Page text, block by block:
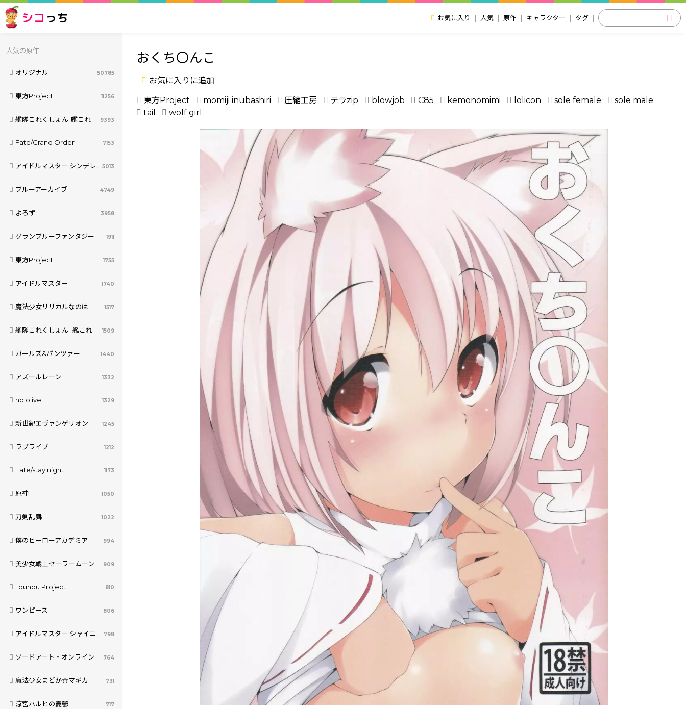
シコ っち お気に入り 人気 原作 キャラクター タグ
人気の原作
オリジナル 50785
東方Project 11256
艦隊これくしょん-艦これ- 9393
Fate/Grand Order 7153
アイドルマスター シンデレラガールズ 5013
ブルーアーカイブ 4749
よろず 3958
グランブルーファンタジー 1911
東方Project 1755
アイドルマスター 1740
魔法少女リリカルなのは 1517
艦隊これくしょん -艦これ- 1509
ガールズ&パンツァー 1440
アズールレーン 1332
hololive 1329
新世紀エヴァンゲリオン 1245
ラブライブ 1212
Fate/stay night 1173
原神 1050
刀剣乱舞 1022
僕のヒーローアカデミア 994
美少女戦士セーラームーン 909
Touhou Project 810
ワンピース 806
アイドルマスター シャイニーカラーズ 798
ソードアート・オンライン 764
魔法少女まどか☆マギカ 731
涼宮ハルヒの憂鬱 717
おくち〇んこ
お気に入りに追加
東方Project momiji inubashiri 圧縮工房 テラzip blowjob C85 kemonomimi lolicon sole female
sole male
tail
wolf girl